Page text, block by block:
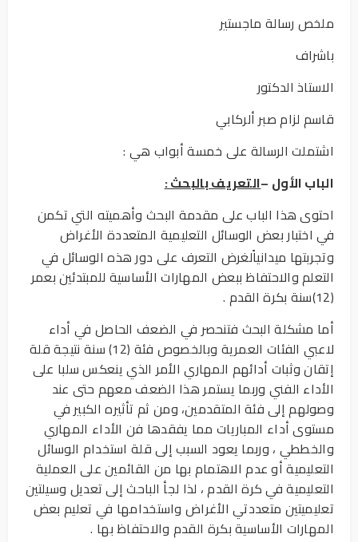
ملخص رسالة ماجستير
باشراف
الاستاذ الدكتور
قاسم لزام صبر ألركابي
اشتملت الرسالة على خمسة أبواب هي :
الباب الأول –التعريف بالبحث :
احتوى هذا الباب على مقدمة البحث وأهميته التي تكمن
في اختبار بعض الوسائل التعليمية المتعددة الأغراض
وتجربتها ميدانيالغرض التعرف على دور هذه الوسائل في
التعلم والاحتفاظ ببعض المهارات الأساسية للمبتدئين بعمر
(12)سنة بكرة القدم .
أما مشكلة البحث فتنحصر في الضعف الحاصل في أداء
لاعبي الفئات العمرية وبالخصوص فئة (12) سنة نتيجة قلة
إتقان وثبات أدائهم المهاري الأمر الذي ينعكس سلبا على
الأداء الفني وربما يستمر هذا الضعف معهم حتى عند
وصولهم إلى فئة المتقدمين، ومن ثم تأثيره الكبير في
مستوى أداء المباريات مما يفقدها فن الأداء المهاري
والخططي ، وربما يعود السبب إلى قلة استخدام الوسائل
التعليمية أو عدم الاهتمام بها من القائمين على العملية
التعليمية في كرة القدم ، لذا لجأ الباحث إلى تعديل وسيلتين
تعليميتين متعددتي الأغراض واستخدامها في تعليم بعض
المهارات الأساسية بكرة القدم والاحتفاظ بها .